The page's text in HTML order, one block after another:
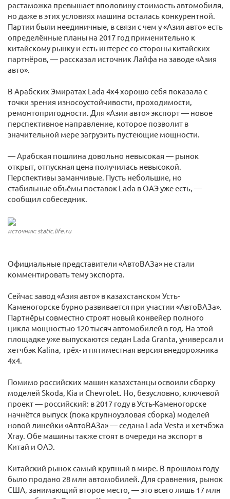
растаможка превышает вполовину стоимость автомобиля,
но даже в этих условиях машина осталась конкурентной.
Партии были неединичные, в связи с чем у «Азия авто» есть
определённые планы на 2017 год применительно к
китайскому рынку и есть интерес со стороны китайских
партнёров, — рассказал источник Лайфа на заводе «Азия
авто».
В Арабских Эмиратах Lada 4x4 хорошо себя показала с
точки зрения износоустойчивости, проходимости,
ремонтопригодности. Для «Азии авто» экспорт — новое
перспективное направление, которое позволит в
значительной мере загрузить пустеющие мощности.
— Арабская пошлина довольно невысокая — рынок
открыт, отпускная цена получилась невысокой.
Перспективы заманчивые. Пусть небольшие, но
стабильные объёмы поставок Lada в ОАЭ уже есть, —
сообщил собеседник.
источник: static.life.ru
Официальные представители «АвтоВАЗа» не стали
комментировать тему экспорта.
Сейчас завод «Азия авто» в казахстанском Усть-
Каменогорске бурно развивается при участии «АвтоВАЗа».
Партнёры совместно строят новый конвейер полного
цикла мощностью 120 тысяч автомобилей в год. На этой
площадке уже выпускаются седан Lada Granta, универсал и
хетчбэк Kalina, трёх- и пятиместная версия внедорожника
4x4.
Помимо российских машин казахстанцы освоили сборку
моделей Skoda, Kia и Chevrolet. Но, безусловно, ключевой
проект — российский: в 2017 году в Усть-Каменогорске
начнётся выпуск (пока крупноузловая сборка) моделей
новой линейки «АвтоВАЗа» — седана Lada Vesta и хетчбэка
Xray. Обе машины также стоят в очереди на экспорт в
Китай и ОАЭ.
Китайский рынок самый крупный в мире. В прошлом году
было продано 28 млн автомобилей. Для сравнения, рынок
США, занимающий второе место, — это всего лишь 17 млн